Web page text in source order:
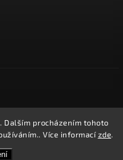
Dalším procházením tohoto
Více informacízde.
práva vyhrazena.